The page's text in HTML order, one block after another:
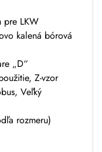
pre LKW
kalená bórová
„D“
Z-vzor
Veľký
rozmeru)